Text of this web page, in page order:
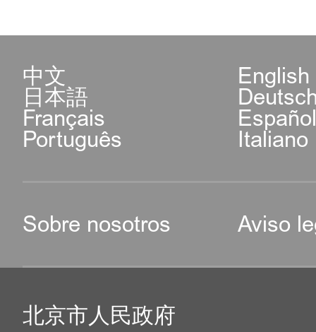
中文 English
日本語
Français
Português Italiano
Sobre nosotros Aviso
北京市人民政府